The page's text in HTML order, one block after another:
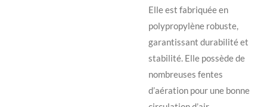
Elle est fabriquée en
polypropylène robuste,
garantissant durabilité et
stabilité. Elle possède de
nombreuses fentes
d’aération pour une bonne